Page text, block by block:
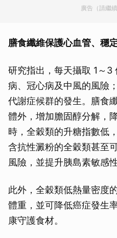
廣告（請繼
膳食纖維保護心血管、穩
研究指出，每天攝取 1～3
病、冠心病及中風的風險
代謝症候群的發生。膳食
體外，增加膽固醇分解，
時，全穀類的升糖指數低
含抗性澱粉的全穀類甚至
風險，並提升胰島素敏感性
此外，全穀類低熱量密度
體重，並可降低癌症發生
康守護食材。